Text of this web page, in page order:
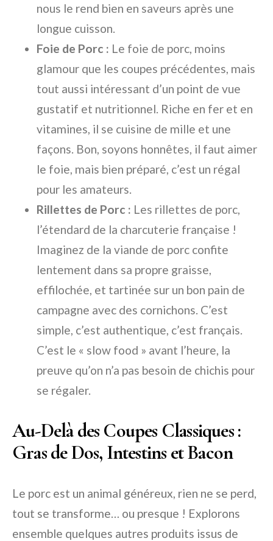
nous le rend bien en saveurs après une
longue cuisson.
Foie de Porc : Le foie de porc, moins
glamour que les coupes précédentes, mais
tout aussi intéressant d’un point de vue
gustatif et nutritionnel. Riche en fer et en
vitamines, il se cuisine de mille et une
façons. Bon, soyons honnêtes, il faut aimer
le foie, mais bien préparé, c’est un régal
pour les amateurs.
Rillettes de Porc : Les rillettes de porc,
l’étendard de la charcuterie française !
Imaginez de la viande de porc confite
lentement dans sa propre graisse,
effilochée, et tartinée sur un bon pain de
campagne avec des cornichons. C’est
simple, c’est authentique, c’est français.
C’est le « slow food » avant l’heure, la
preuve qu’on n’a pas besoin de chichis pour
se régaler.
Au-Delà des Coupes Classiques :
Gras de Dos, Intestins et Bacon
Le porc est un animal généreux, rien ne se perd,
tout se transforme… ou presque ! Explorons
ensemble quelques autres produits issus de